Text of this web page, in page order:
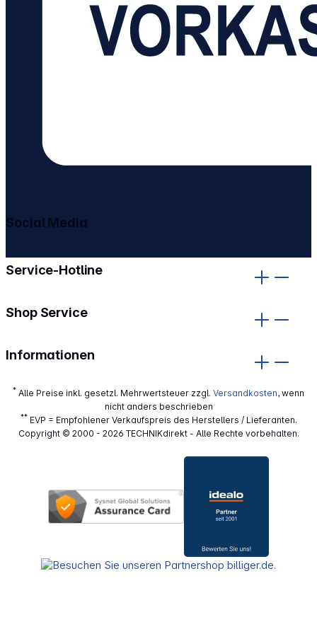
Service-Hotline
Shop Service
Informationen
Social Media
* Alle Preise inkl. gesetzl. Mehrwertsteuer zzgl. Versandkosten, wenn
nicht anders beschrieben
**EVP = Empfohlener Verkaufspreis des Herstellers / Lieferanten.
Copyright © 2000 - 2026 TECHNIKdirekt - Alle Rechte vorbehalten.